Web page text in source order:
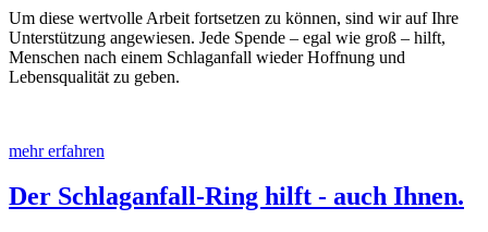
Um diese wertvolle Arbeit fortsetzen zu können, sind wir auf Ihre
Unterstützung angewiesen. Jede Spende – egal wie groß – hilft,
Menschen nach einem Schlaganfall wieder Hoffnung und
Lebensqualität zu geben.
mehr erfahren
Der Schlaganfall-Ring hilft - auch Ihnen.